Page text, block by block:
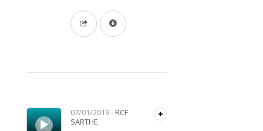
Lecteur audio 07/01/2019- RCF
SARTHE
+